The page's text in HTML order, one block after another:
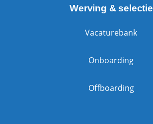
Werving & selectie
Vacaturebank
Onboarding
Offboarding